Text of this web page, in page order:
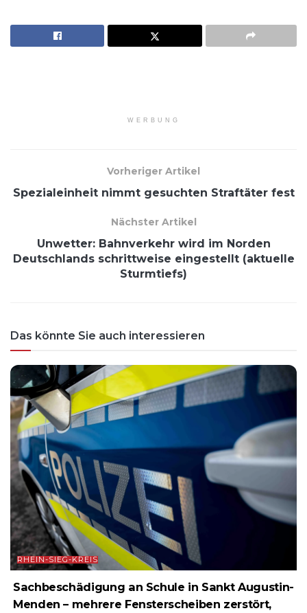
WERBUNG
Vorheriger Artikel
Spezialeinheit nimmt gesuchten Straftäter fest
Nächster Artikel
Unwetter: Bahnverkehr wird im Norden
Deutschlands schrittweise eingestellt (aktuelle
Sturmtiefs)
Das könnte Sie auch interessieren
RHEIN-SIEG-KREIS
Sachbeschädigung an Schule in Sankt Augustin-
Menden – mehrere Fensterscheiben zerstört,